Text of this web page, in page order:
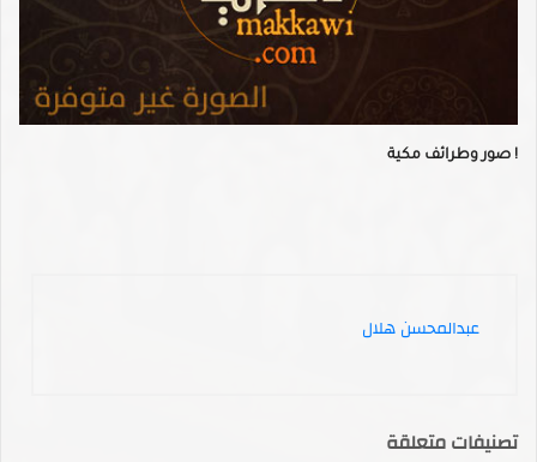
صور وطرائف مكية !
عبدالمحسن هلال
تصنيفات متعلقة